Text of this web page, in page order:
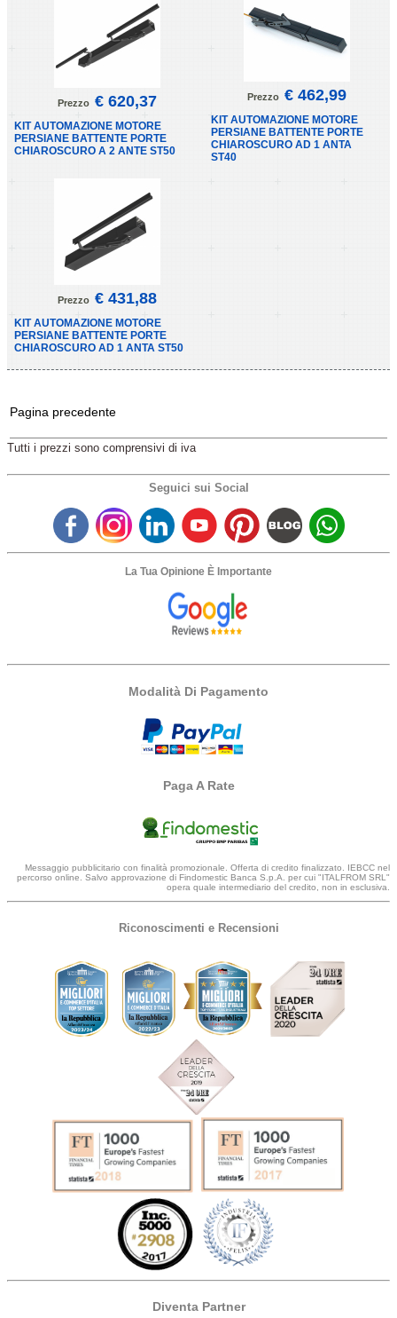
Prezzo € 620,37
KIT AUTOMAZIONE MOTORE
PERSIANE BATTENTE PORTE
CHIAROSCURO A 2 ANTE ST50
Prezzo € 462,99
KIT AUTOMAZIONE MOTORE
PERSIANE BATTENTE PORTE
CHIAROSCURO AD 1 ANTA
ST40
Prezzo € 431,88
KIT AUTOMAZIONE MOTORE
PERSIANE BATTENTE PORTE
CHIAROSCURO AD 1 ANTA ST50
Pagina precedente
Tutti i prezzi sono comprensivi di iva
Seguici sui Social
La Tua Opinione È Importante
Modalità Di Pagamento
Paga A Rate
Messaggio pubblicitario con finalità promozionale. Offerta di credito finalizzato. IEBCC nel
percorso online. Salvo approvazione di Findomestic Banca S.p.A. per cui "ITALFROM SRL"
opera quale intermediario del credito, non in esclusiva.
Riconoscimenti e Recensioni
Diventa Partner